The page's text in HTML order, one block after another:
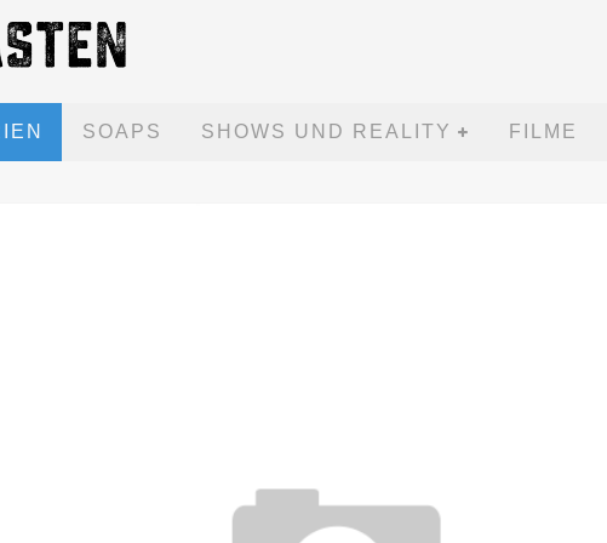
SOAPS SHOWS UND REALITY FILME